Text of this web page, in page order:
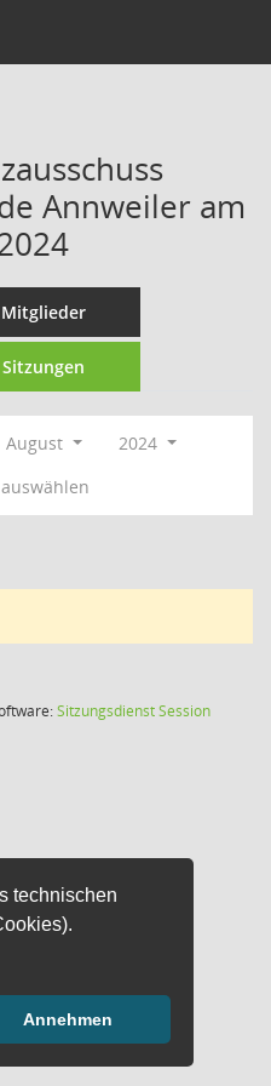
technischen
Annehmen
Annweiler am
Mitglieder
Sitzungen
August
2024
SitzungsdienstSession(Wird in